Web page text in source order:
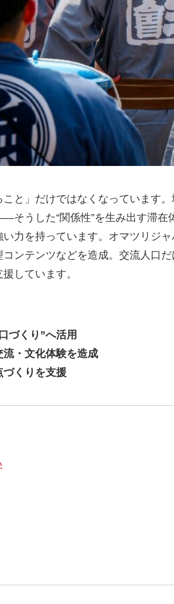
と」だけではなくなっています
そうした“関係性”を生み出す滞在
力を持っています。オマツリジ
ンテンツなどを造成。交流人口
しています。
づくり”へ活用
流・文化体験を造成
づくりを支援